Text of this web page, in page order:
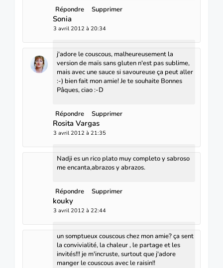
Répondre Supprimer
Sonia
3 avril 2012 à 20:34
j'adore le couscous, malheureusement la
version de maïs sans gluten n'est pas sublime,
mais avec une sauce si savoureuse ça peut aller
:-) bien fait mon amie! Je te souhaite Bonnes
Pâques, ciao :-D
Répondre Supprimer
Rosita Vargas
3 avril 2012 à 21:35
Nadji es un rico plato muy completo y sabroso
me encanta,abrazos y abrazos.
Répondre Supprimer
kouky
3 avril 2012 à 22:44
un somptueux couscous chez mon amie? ça sent
la convivialité, la chaleur , le partage et les
invités!!! je m'incruste, surtout que j'adore
manger le couscous avec le raisin!!